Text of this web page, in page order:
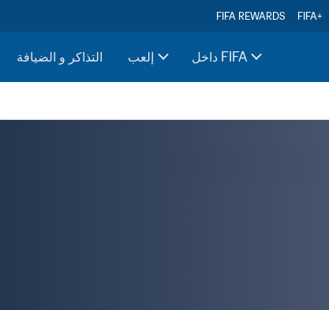
FIFA REWARDS FIFA+
التذاكر و الضيافة إلعب داخل FIFA